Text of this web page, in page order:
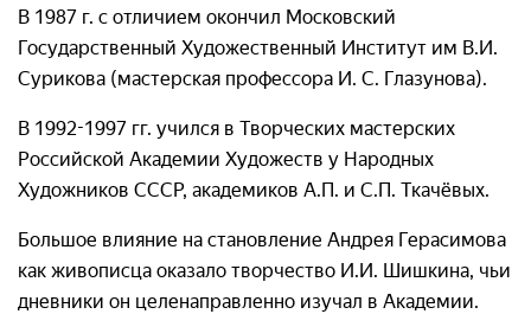
В 1987 г. с отличием окончил Московский
Государственный Художественный Институт им В.И.
Сурикова (мастерская профессора И. С. Глазунова).
В 1992-1997 гг. учился в Творческих мастерских
Российской Академии Художеств у Народных
Художников СССР, академиков А.П. и С.П. Ткачёвых.
Большое влияние на становление Андрея Герасимова
как живописца оказало творчество И.И. Шишкина, чьи
дневники он целенаправленно изучал в Академии.